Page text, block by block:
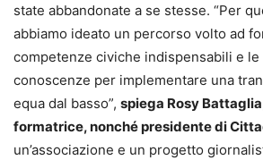
state abbandonate a se stesse. “Per
abbiamo ideato un percorso volto ad
competenze civiche indispensabili e le
conoscenze per implementare una
equa dal basso”, spiega Rosy Battaglia
formatrice, nonché presidente di
un’associazione e un progetto